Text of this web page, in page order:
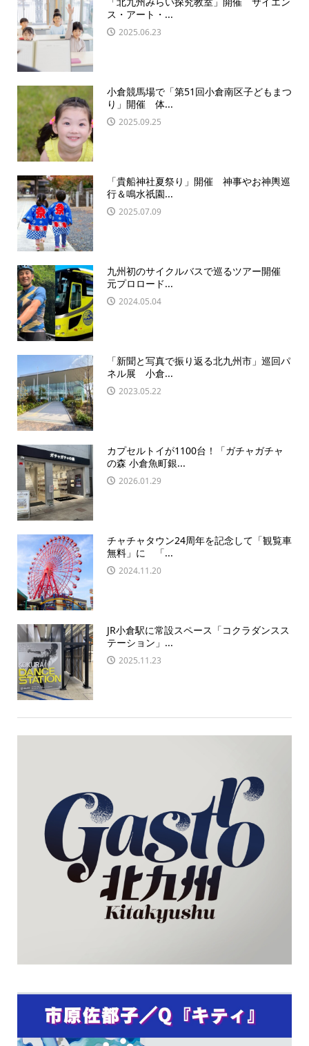
ス・アート・...
2025.06.23
小倉競馬場で「第51回小倉南区子どもまつ
り」開催 体...
2025.09.25
「貴船神社夏祭り」開催 神事やお神輿巡
行＆鳴水祇園...
2025.07.09
九州初のサイクルバスで巡るツアー開催
元プロロード...
2024.05.04
「新聞と写真で振り返る北九州市」巡回パ
ネル展 小倉...
2023.05.22
カプセルトイが1100台！「ガチャガチャ
の森 小倉魚町銀...
2026.01.29
チャチャタウン24周年を記念して「観覧車
無料」に 「...
2024.11.20
JR小倉駅に常設スペース「コクラダンスス
テーション」...
2025.11.23